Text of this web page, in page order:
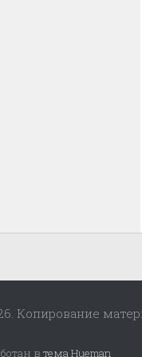
Копирование
втема Hueman